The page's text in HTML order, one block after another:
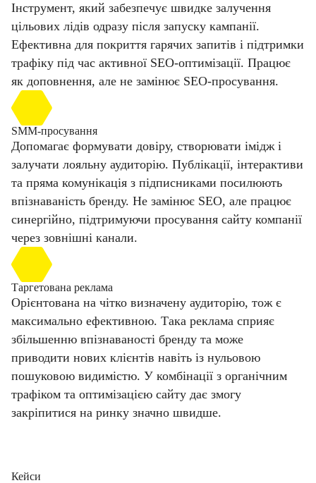
Інструмент, який забезпечує швидке залучення
цільових лідів одразу після запуску кампанії.
Ефективна для покриття гарячих запитів і підтримки
трафіку під час активної SEO-оптимізації. Працює
як доповнення, але не замінює SEO-просування.
SMM-просування
Допомагає формувати довіру, створювати імідж і
залучати лояльну аудиторію. Публікації, інтерактиви
та пряма комунікація з підписниками посилюють
впізнаваність бренду. Не замінює SEO, але працює
синергійно, підтримуючи просування сайту компанії
через зовнішні канали.
Таргетована реклама
Орієнтована на чітко визначену аудиторію, тож є
максимально ефективною. Така реклама сприяє
збільшенню впізнаваності бренду та може
приводити нових клієнтів навіть із нульовою
пошуковою видимістю. У комбінації з органічним
трафіком та оптимізацією сайту дає змогу
закріпитися на ринку значно швидше.
Кейси